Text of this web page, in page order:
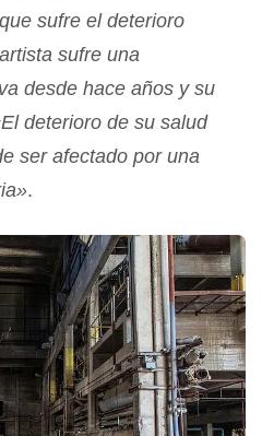
sufre el deterioro
sufre una
desde hace años y su
deterioro de su salud
ser afectado por una
.